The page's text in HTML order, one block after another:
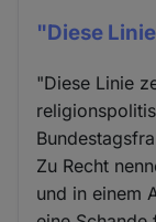
"Diese
"Diese Linie
Zu Recht
und in einem